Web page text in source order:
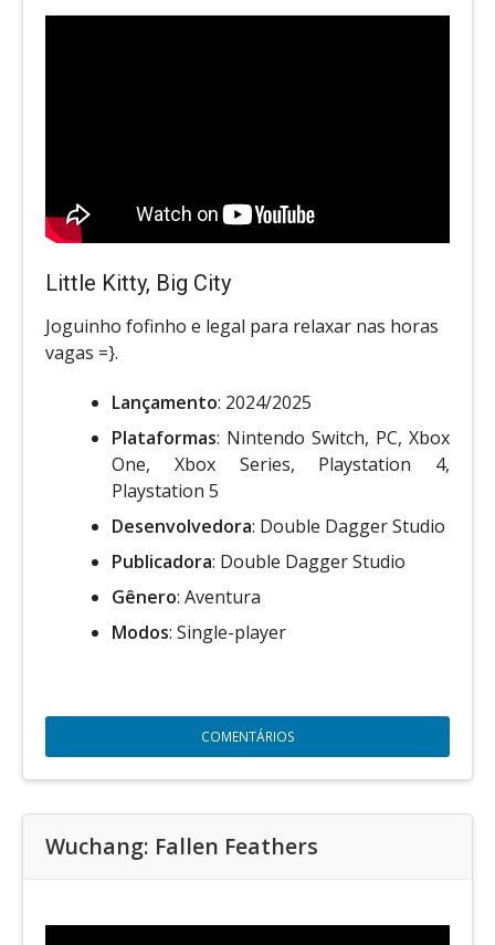
Little Kitty, Big City
Joguinho fofinho e legal para relaxar nas horas
vagas =}.
Lançamento: 2024/2025
Plataformas: Nintendo Switch, PC, Xbox
One, Xbox Series, Playstation 4,
Playstation 5
Desenvolvedora: Double Dagger Studio
Publicadora: Double Dagger Studio
Gênero: Aventura
Modos: Single-player
COMENTÁRIOS
Wuchang: Fallen Feathers